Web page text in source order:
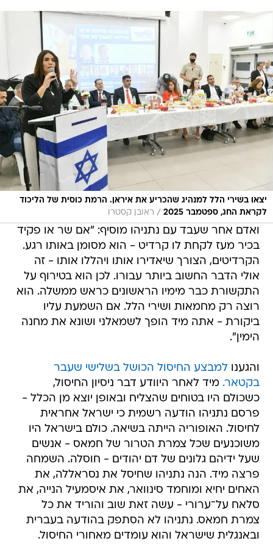
יצאו בשירי הלל למנהיג שהכריע את איראן. הרמת כוסית של הליכוד
לקראת החג, ספטמבר 2025
/ ראובן קסטרו
ואדם אחר שעבד עם נתניהו מוסיף: "אם שר או פקיד
בכיר מעז לקחת לו קרדיט - הוא מסומן באותו רגע.
הקרדיטים, הצורך שיאדירו אותו ויהללו אותו - זה
אולי הדבר החשוב ביותר עבורו. לכן הוא בטירוף על
התקשורת כבר מימיו הראשונים כראש ממשלה. הוא
רוצה רק מחמאות ושירי הלל. אם השמעת עליו
ביקורת - אתה מיד הופך לשמאלני ושונא את מחנה
הימין".
והגענולמבצע החיסול הכושל בשלישי שעבר
בקטאר. מיד לאחר היוודע דבר ניסיון החיסול,
כשכולם היו בטוחים שהצליח ובאופן יוצא מן הכלל -
פרסם נתניהו הודעה רשמית כי ישראל אחראית
לחיסול. האופוריה הייתה בשיאה. כולם בישראל היו
משוכנעים שכל צמרת הטרור של חמאס - אנשים
שעל ידיהם גלונים של דם יהודים - חוסלה. השמחה
פרצה מיד. הנה נתניהו שחיסל את נסראללה, את
האחים יחיא ומוחמד סינוואר, את איסמעיל הנייה, את
סלאח על־ערורי - עשה זאת שוב והוריד את כל
צמרת חמאס. נתניהו לא הסתפק בהודעה בעברית
ובאנגלית שישראל והוא עומדים מאחורי החיסול.